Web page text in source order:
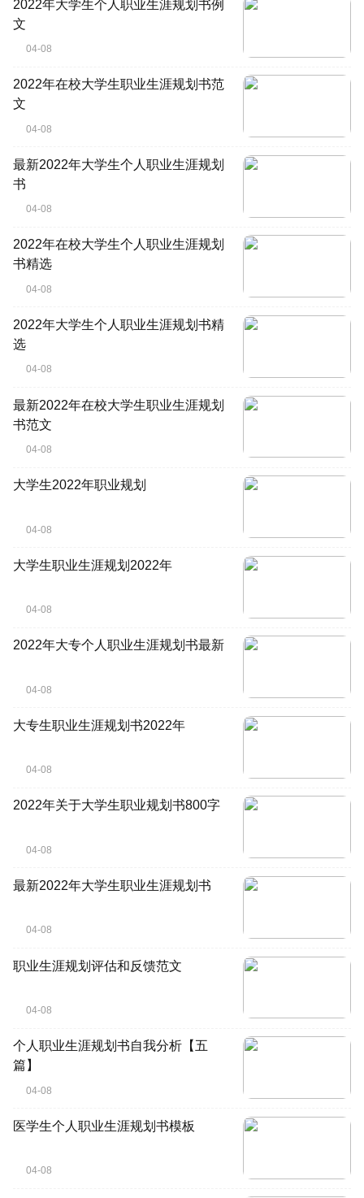
2022年大学生个人职业生涯规划书例
文
04-08
2022年在校大学生职业生涯规划书范
文
04-08
最新2022年大学生个人职业生涯规划
书
04-08
2022年在校大学生个人职业生涯规划
书精选
04-08
2022年大学生个人职业生涯规划书精
选
04-08
最新2022年在校大学生职业生涯规划
书范文
04-08
大学生2022年职业规划
04-08
大学生职业生涯规划2022年
04-08
2022年大专个人职业生涯规划书最新
04-08
大专生职业生涯规划书2022年
04-08
2022年关于大学生职业规划书800字
04-08
最新2022年大学生职业生涯规划书
04-08
职业生涯规划评估和反馈范文
04-08
个人职业生涯规划书自我分析【五
篇】
04-08
医学生个人职业生涯规划书模板
04-08